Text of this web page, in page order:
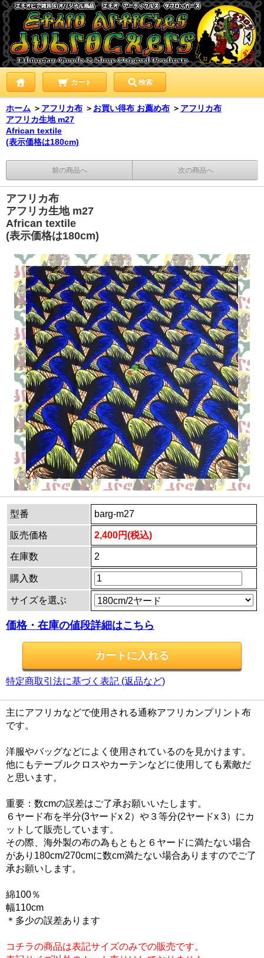
カート 検索
ホーム ＞ アフリカ布 ＞ お買い得布 お薦め布 ＞ アフリカ布
アフリカ生地 m27
African textile
(表示価格は180cm)
前の商品へ 次の商品へ
アフリカ布
アフリカ生地 m27
African textile
(表示価格は180cm)
型番 barg-m27
販売価格 2,400円(税込)
在庫数 2
購入数
サイズを選ぶ
価格・在庫の値段詳細はこちら
特定商取引法に基づく表記 (返品など)
主にアフリカなどで使用される通称アフリカンプリント布
です。
洋服やバッグなどによく使用されているのを見かけます。
他にもテーブルクロスやカーテンなどに使用しても素敵だ
と思います。
重要：数cmの誤差はご了承お願いいたします。
６ヤード布を半分(3ヤードx 2）や３等分(2ヤードx 3）にカ
ットして販売しています。
その際、海外製の布の為もともと６ヤードに満たない場合
があり180cm/270cmに数cm満たない場合ありますのでご了
承お願いします。
綿100％
幅110cm
＊多少の誤差あります
コチラの商品は表記サイズのみでの販売です。